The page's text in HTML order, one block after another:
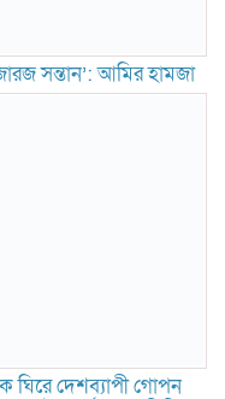
সন্তান’: আমির হামজা
ঘিরে দেশব্যাপী গোপন